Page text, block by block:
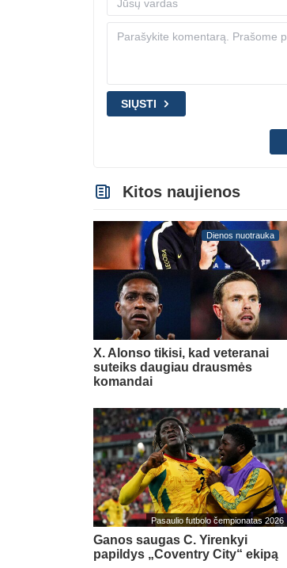
SIŲSTI
Kitos naujienos
Dienos nuotrauka
X. Alonso tikisi, kad veteranai
suteiks daugiau drausmės
komandai
Pasaulio futbolo čempionatas 2026
Ganos saugas C. Yirenkyi
papildys „Coventry City“ ekipą